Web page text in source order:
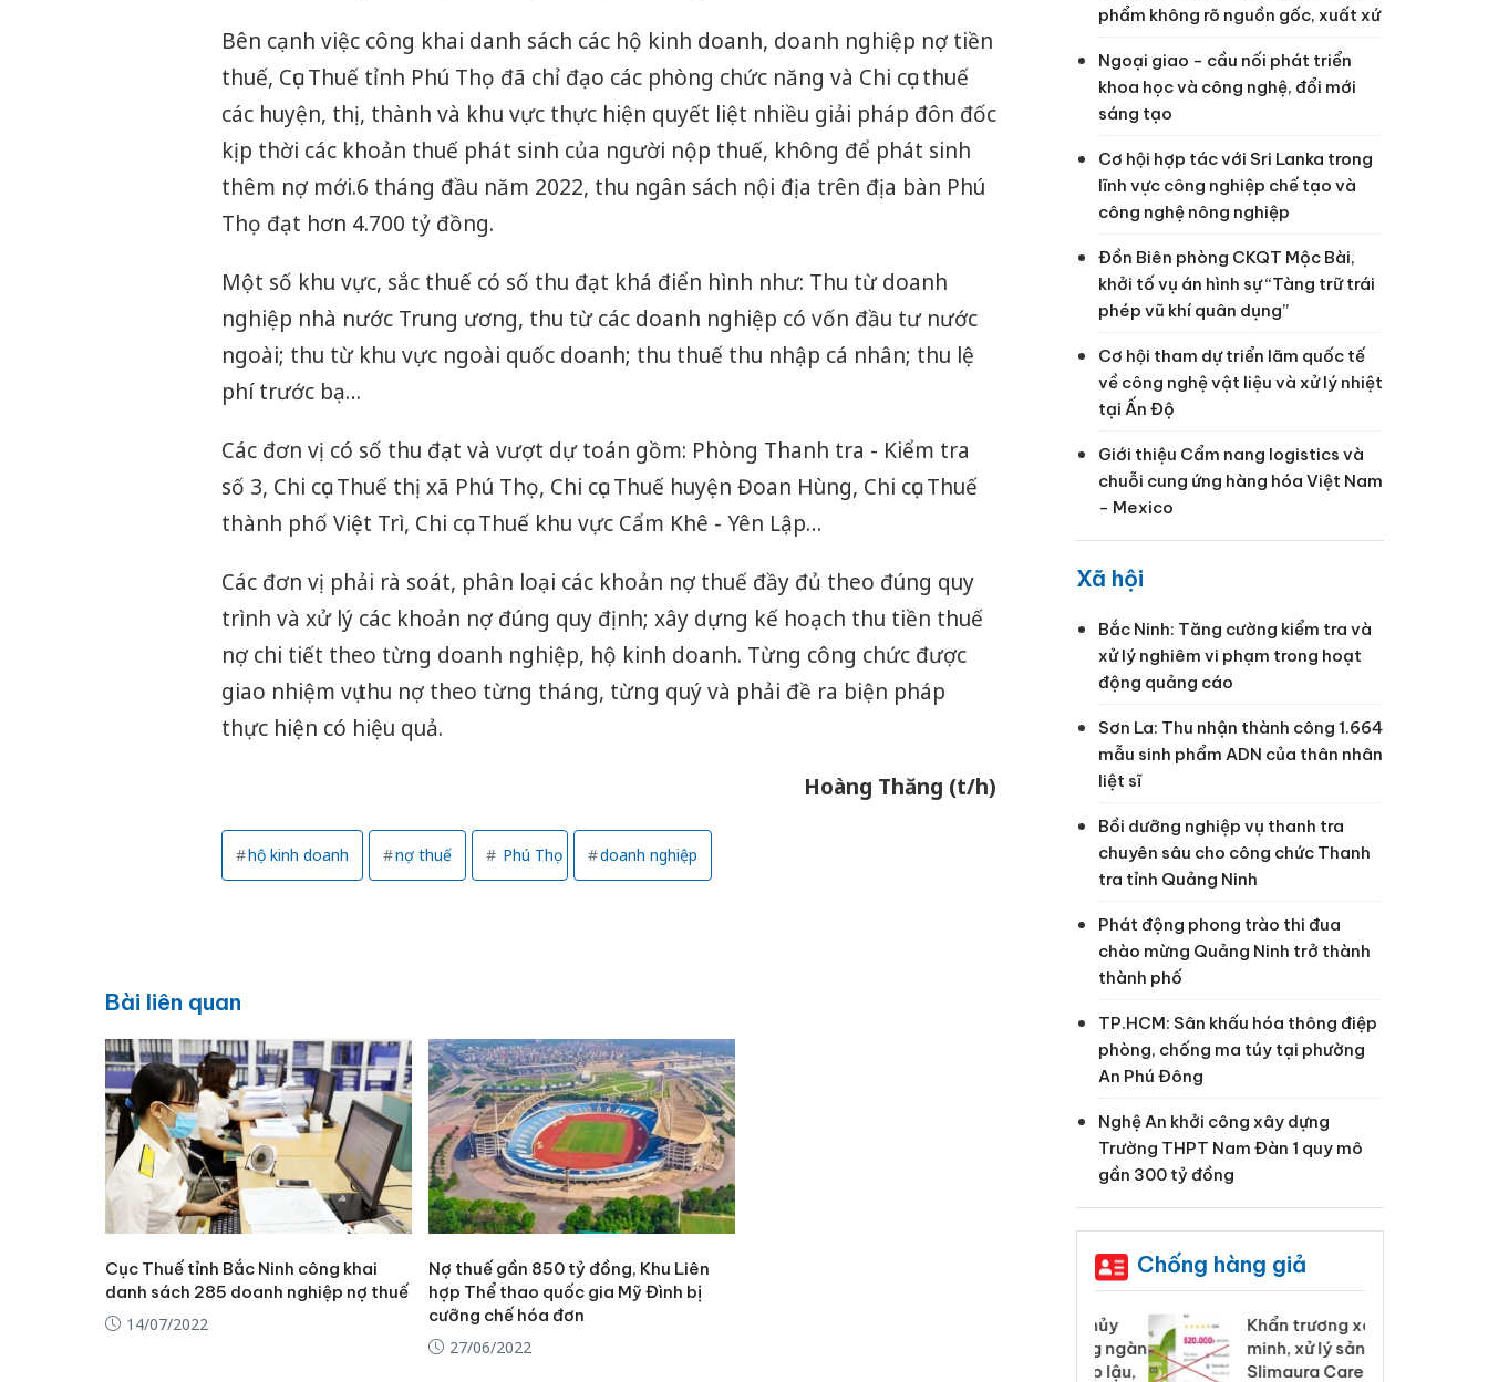
Bên cạnh việc công khai danh sách các hộ kinh doanh, doanh nghiệp nợ tiền
thuế, Cục Thuế tỉnh Phú Thọ đã chỉ đạo các phòng chức năng và Chi cục thuế
các huyện, thị, thành và khu vực thực hiện quyết liệt nhiều giải pháp đôn đốc
kịp thời các khoản thuế phát sinh của người nộp thuế, không để phát sinh
thêm nợ mới.6 tháng đầu năm 2022, thu ngân sách nội địa trên địa bàn Phú
Thọ đạt hơn 4.700 tỷ đồng.
Một số khu vực, sắc thuế có số thu đạt khá điển hình như: Thu từ doanh
nghiệp nhà nước Trung ương, thu từ các doanh nghiệp có vốn đầu tư nước
ngoài; thu từ khu vực ngoài quốc doanh; thu thuế thu nhập cá nhân; thu lệ
phí trước bạ…
Các đơn vị có số thu đạt và vượt dự toán gồm: Phòng Thanh tra - Kiểm tra
số 3, Chi cục Thuế thị xã Phú Thọ, Chi cục Thuế huyện Đoan Hùng, Chi cục Thuế
thành phố Việt Trì, Chi cục Thuế khu vực Cẩm Khê - Yên Lập…
Các đơn vị phải rà soát, phân loại các khoản nợ thuế đầy đủ theo đúng quy
trình và xử lý các khoản nợ đúng quy định; xây dựng kế hoạch thu tiền thuế
nợ chi tiết theo từng doanh nghiệp, hộ kinh doanh. Từng công chức được
giao nhiệm vụ thu nợ theo từng tháng, từng quý và phải đề ra biện pháp
thực hiện có hiệu quả.
Hoàng Thăng (t/h)
hộ kinh doanh nợ thuế Phú Thọ doanh nghiệp
Bài liên quan
Cục Thuế tỉnh Bắc Ninh công khai
danh sách 285 doanh nghiệp nợ thuế
14/07/2022
Nợ thuế gần 850 tỷ đồng, Khu Liên
hợp Thể thao quốc gia Mỹ Đình bị
cưỡng chế hóa đơn
27/06/2022
phẩm không rõ nguồn gốc, xuất xứ
Ngoại giao - cầu nối phát triển
khoa học và công nghệ, đổi mới
sáng tạo
Cơ hội hợp tác với Sri Lanka trong
lĩnh vực công nghiệp chế tạo và
công nghệ nông nghiệp
Đồn Biên phòng CKQT Mộc Bài,
khởi tố vụ án hình sự “Tàng trữ trái
phép vũ khí quân dụng”
Cơ hội tham dự triển lãm quốc tế
về công nghệ vật liệu và xử lý nhiệt
tại Ấn Độ
Giới thiệu Cẩm nang logistics và
chuỗi cung ứng hàng hóa Việt Nam
- Mexico
Xã hội
Bắc Ninh: Tăng cường kiểm tra và
xử lý nghiêm vi phạm trong hoạt
động quảng cáo
Sơn La: Thu nhận thành công 1.664
mẫu sinh phẩm ADN của thân nhân
liệt sĩ
Bồi dưỡng nghiệp vụ thanh tra
chuyên sâu cho công chức Thanh
tra tỉnh Quảng Ninh
Phát động phong trào thi đua
chào mừng Quảng Ninh trở thành
thành phố
TP.HCM: Sân khấu hóa thông điệp
phòng, chống ma túy tại phường
An Phú Đông
Nghệ An khởi công xây dựng
Trường THPT Nam Đàn 1 quy mô
gần 300 tỷ đồng
Chống hàng giả
Khẩn trương xác
minh, xử lý sản phẩm
Slimaura Care x3 sử